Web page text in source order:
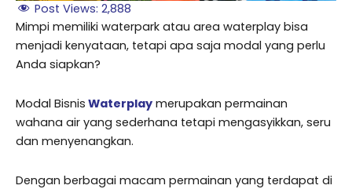
Post Views: 2,888
Mimpi memiliki waterpark atau area waterplay bisa
menjadi kenyataan, tetapi apa saja modal yang perlu
Anda siapkan?
Modal Bisnis Waterplay merupakan permainan
wahana air yang sederhana tetapi mengasyikkan, seru
dan menyenangkan.
Dengan berbagai macam permainan yang terdapat di